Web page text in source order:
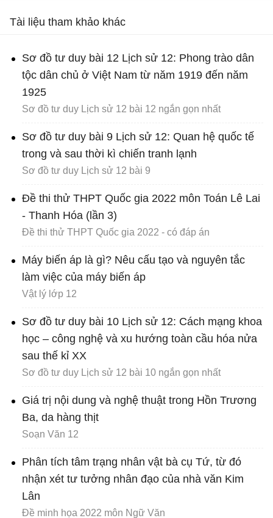
Tài liệu tham khảo khác
Sơ đồ tư duy bài 12 Lịch sử 12: Phong trào dân
tộc dân chủ ở Việt Nam từ năm 1919 đến năm
1925
Sơ đồ tư duy Lịch sử 12 bài 12 ngắn gọn nhất
Sơ đồ tư duy bài 9 Lịch sử 12: Quan hệ quốc tế
trong và sau thời kì chiến tranh lạnh
Sơ đồ tư duy Lịch sử 12 bài 9
Đề thi thử THPT Quốc gia 2022 môn Toán Lê Lai
- Thanh Hóa (lần 3)
Đề thi thử THPT Quốc gia 2022 - có đáp án
Máy biến áp là gì? Nêu cấu tạo và nguyên tắc
làm việc của máy biến áp
Vật lý lớp 12
Sơ đồ tư duy bài 10 Lịch sử 12: Cách mạng khoa
học – công nghệ và xu hướng toàn cầu hóa nửa
sau thế kỉ XX
Sơ đồ tư duy Lịch sử 12 bài 10 ngắn gọn nhất
Giá trị nội dung và nghệ thuật trong Hồn Trương
Ba, da hàng thịt
Soạn Văn 12
Phân tích tâm trạng nhân vật bà cụ Tứ, từ đó
nhận xét tư tưởng nhân đạo của nhà văn Kim
Lân
Đề minh họa 2022 môn Ngữ Văn